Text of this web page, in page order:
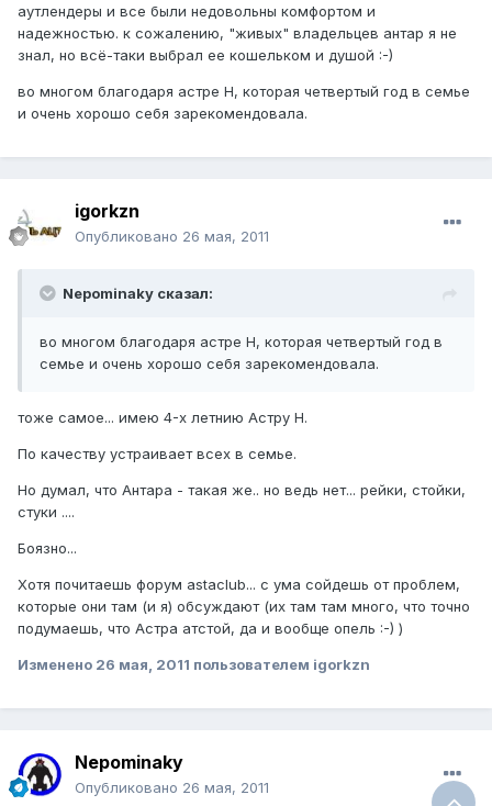
аутлендеры и все были недовольны комфортом и
надежностью. к сожалению, "живых" владельцев антар я не
знал, но всё-таки выбрал ее кошельком и душой :-)
во многом благодаря астре Н, которая четвертый год в семье
и очень хорошо себя зарекомендовала.
igorkzn
Опубликовано 26 мая, 2011
Nepominaky сказал:
во многом благодаря астре Н, которая четвертый год в
семье и очень хорошо себя зарекомендовала.
тоже самое... имею 4-х летнию Астру Н.
По качеству устраивает всех в семье.
Но думал, что Антара - такая же.. но ведь нет... рейки, стойки,
стуки ....
Боязно...
Хотя почитаешь форум astaclub... с ума сойдешь от проблем,
которые они там (и я) обсуждают (их там там много, что точно
подумаешь, что Астра атстой, да и вообще опель :-) )
Изменено 26 мая, 2011 пользователем igorkzn
Nepominaky
Опубликовано 26 мая, 2011